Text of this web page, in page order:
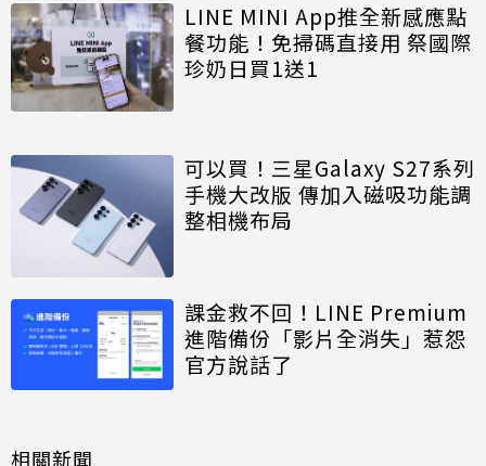
LINE MINI App推全新感應點
餐功能！免掃碼直接用 祭國際
珍奶日買1送1
可以買！三星Galaxy S27系列
手機大改版 傳加入磁吸功能調
整相機布局
課金救不回！LINE Premium
進階備份「影片全消失」惹怨
官方說話了
相關新聞